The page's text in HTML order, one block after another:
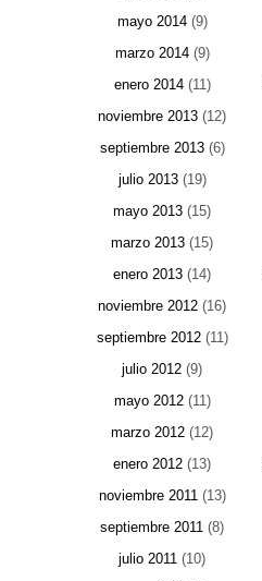
mayo 2014(9)
marzo 2014(9)
enero 2014(11)
noviembre 2013 (12)
septiembre 2013(6)
julio 2013(19)
mayo 2013 (15)
marzo 2013 (15)
enero 2013 (14)
noviembre 2012 (16)
septiembre 2012(11)
julio 2012 (9)
mayo 2012(11)
marzo 2012 (12)
enero 2012 (13)
noviembre 2011(13)
septiembre 2011 (8)
julio 2011 (10)